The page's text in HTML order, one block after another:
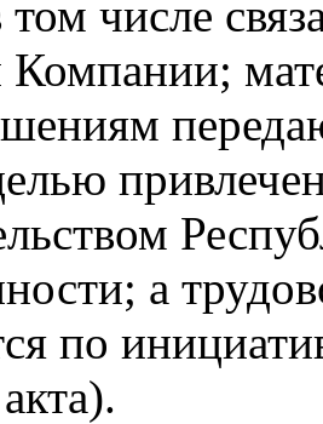
том числе
Компании;
а
по